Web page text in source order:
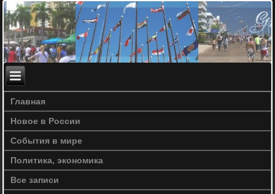
Главная
Новое в России
События в мире
Политика, экономика
Все записи